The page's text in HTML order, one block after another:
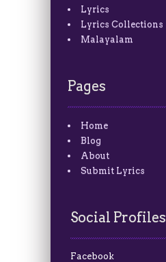
Lyrics
Lyrics Collections
Malayalam
Pages
Home
Blog
About
Submit Lyrics
Social Profiles
Facebook